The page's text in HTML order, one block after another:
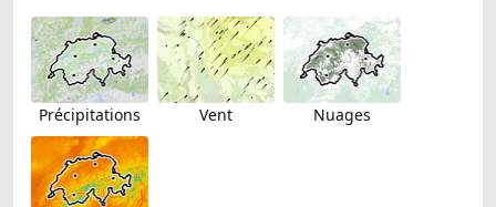
Précipitations Vent Nuages